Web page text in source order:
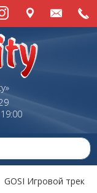
GOSI Игровой трек